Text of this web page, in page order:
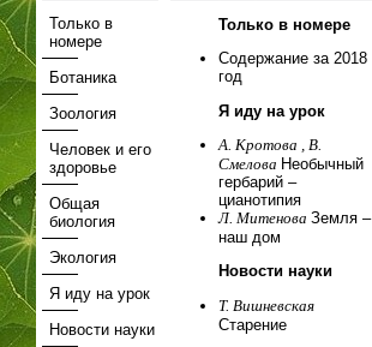
Только в
номере
Ботаника
Зоология
Человек и его
здоровье
Общая
биология
Экология
Я иду на урок
Новости науки
Только в номере
Содержание за 2018
год
Я иду на урок
А. Кротова , В.
Смелова Необычный
гербарий –
цианотипия
Л. Митенова Земля –
наш дом
Новости науки
Т. Вишневская
Старение